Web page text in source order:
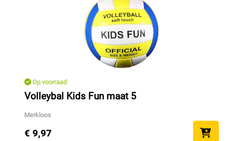
Op voorraad
Volleybal Kids Fun maat 5
Merkloos
€ 9,97